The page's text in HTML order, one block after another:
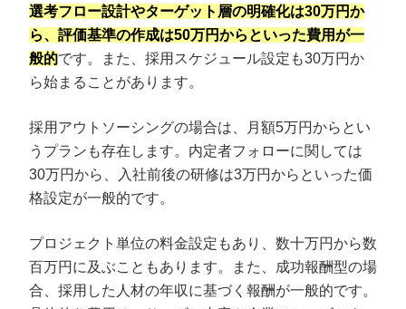
選考フロー設計やターゲット層の明確化は30万円か
ら、評価基準の作成は50万円からといった費用が一
般的です。また、採用スケジュール設定も30万円か
ら始まることがあります。
採用アウトソーシングの場合は、月額5万円からとい
うプランも存在します。内定者フォローに関しては
30万円から、入社前後の研修は3万円からといった価
格設定が一般的です。
プロジェクト単位の料金設定もあり、数十万円から数
百万円に及ぶこともあります。また、成功報酬型の場
合、採用した人材の年収に基づく報酬が一般的です。